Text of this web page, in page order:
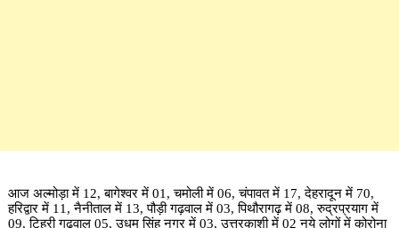
आज अल्मोड़ा में 12, बागेश्वर में 01, चमोली में 06, चंपावत में 17, देहरादून में 70,
हरिद्वार में 11, नैनीताल में 13, पौड़ी गढ़वाल में 03, पिथौरागढ़ में 08, रुद्रप्रयाग में
09, टिहरी गढ़वाल 05, उधम सिंह नगर में 03, उत्तरकाशी में 02 नये लोगों में कोरोना